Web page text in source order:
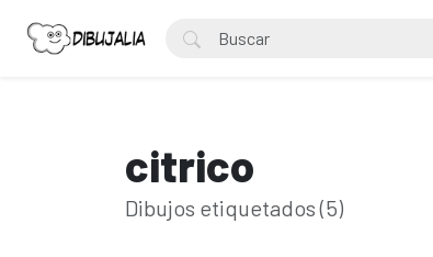
citrico
Dibujos etiquetados (5)